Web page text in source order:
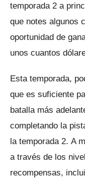
temporada 2 a
que notes algunos
oportunidad de
unos cuantos
Esta temporada,
que es suficiente
batalla más
completando la
la temporada 2. A
a través de los
recompensas,